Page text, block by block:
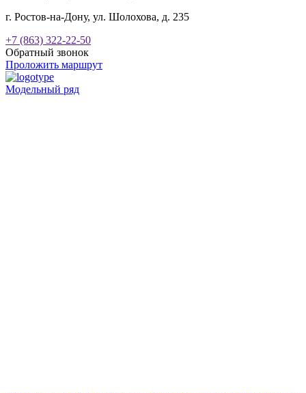
г. Ростов-на-Дону, ул. Шолохова, д. 235
+7 (863) 322-22-50
Обратный звонок
Проложить маршрут
Модельный ряд